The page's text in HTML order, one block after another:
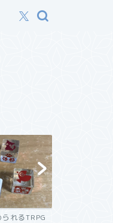
れるTRPG